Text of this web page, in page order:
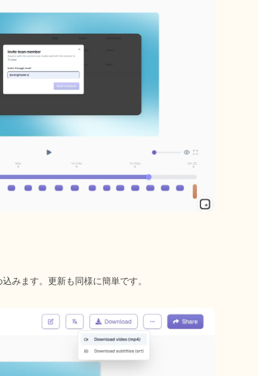
みます。更新も同様に簡単です。